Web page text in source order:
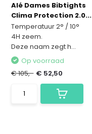
Alé Dames Bibtights
Clima Protection 2.0...
Temperatuur 2° / 10°
4H zeem.
Deze naam zegt h...
Op voorraad
€ 105,- € 52,50